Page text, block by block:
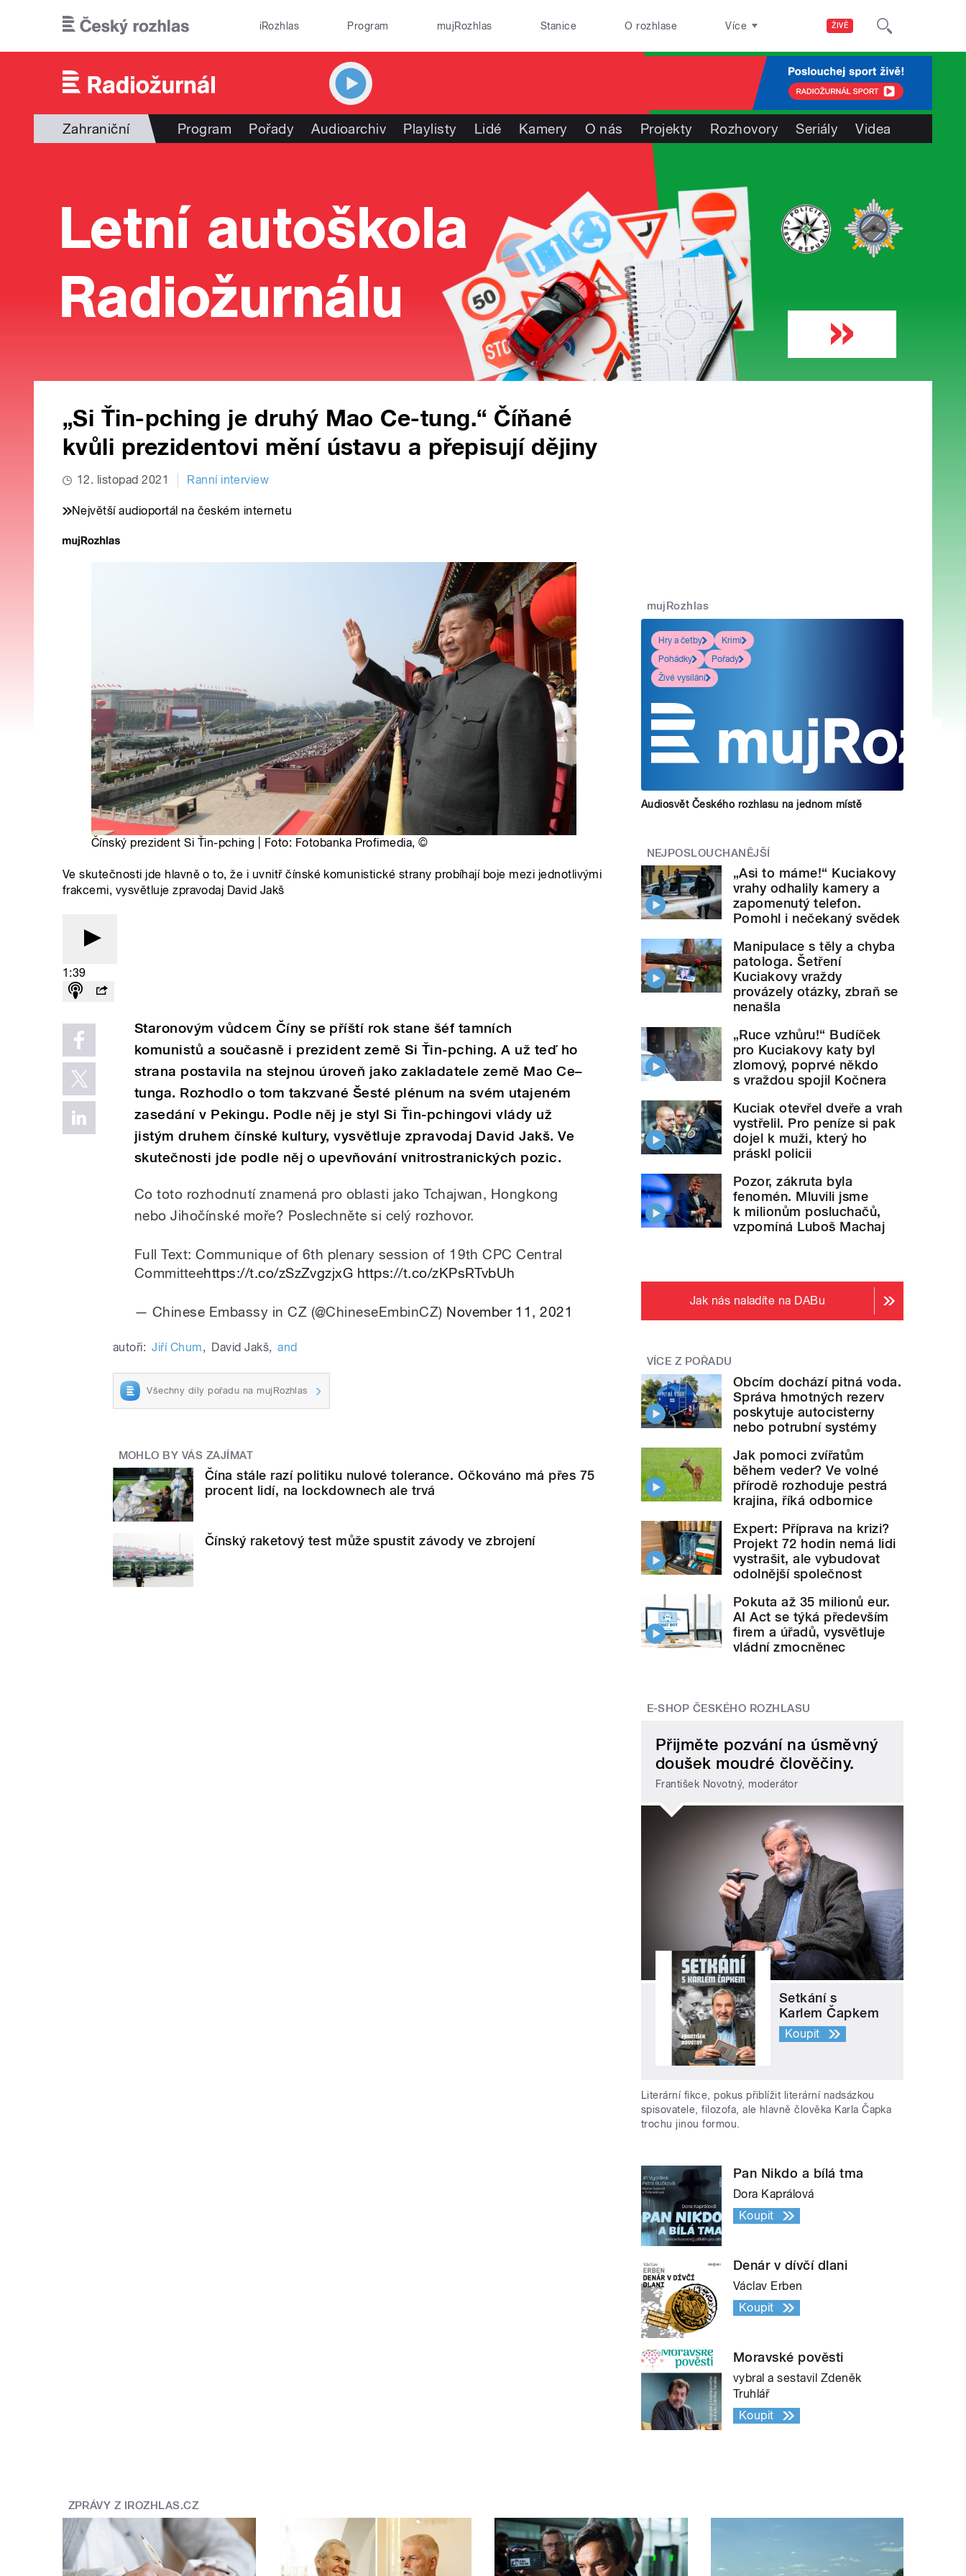
ŽIVĚ
iRozhlas Program mujRozhlas Stanice O rozhlase Více
Zahraniční Program Pořady Audioarchiv Playlisty Lidé Kamery O nás Projekty Rozhovory Seriály Videa
„Si Ťin-pching je druhý Mao Ce-tung.“ Číňané
kvůli prezidentovi mění ústavu a přepisují dějiny
12. listopad 2021 Ranní interview
Největší audioportál na českém internetu
Čínský prezident Si Ťin-pching | Foto: Fotobanka Profimedia,©
Ve skutečnosti jde hlavně o to, že i uvnitř čínské komunistické strany probíhají boje mezi jednotlivými
frakcemi, vysvětluje zpravodaj David Jakš
1:39
Staronovým vůdcem Číny se příští rok stane šéf tamních
komunistů a současně i prezident země Si Ťin-pching. A už teď ho
strana postavila na stejnou úroveň jako zakladatele země Mao Ce–
tunga. Rozhodlo o tom takzvané Šesté plénum na svém utajeném
zasedání v Pekingu. Podle něj je styl Si Ťin-pchingovi vlády už
jistým druhem čínské kultury, vysvětluje zpravodaj David Jakš. Ve
skutečnosti jde podle něj o upevňování vnitrostranických pozic.
Co toto rozhodnutí znamená pro oblasti jako Tchajwan, Hongkong
nebo Jihočínské moře? Poslechněte si celý rozhovor.
Full Text: Communique of 6th plenary session of 19th CPC Central
Committeehttps://t.co/zSzZvgzjxG https://t.co/zKPsRTvbUh
— Chinese Embassy in CZ (@ChineseEmbinCZ) November 11, 2021
autoři: Jiří Chum, David Jakš, and
Všechny díly pořadu na mujRozhlas
MOHLO BY VÁS ZAJÍMAT
Čína stále razí politiku nulové tolerance. Očkováno má přes 75
procent lidí, na lockdownech ale trvá
Čínský raketový test může spustit závody ve zbrojení
mujRozhlas
Hry a četby
Krimi
Pohádky
Pořady
Živé vysílání
Audiosvět Českého rozhlasu na jednom místě
NEJPOSLOUCHANĚJŠÍ
„Asi to máme!“ Kuciakovy
vrahy odhalily kamery a
zapomenutý telefon.
Pomohl i nečekaný svědek
Manipulace s těly a chyba
patologa. Šetření
Kuciakovy vraždy
provázely otázky, zbraň se
nenašla
„Ruce vzhůru!“ Budíček
pro Kuciakovy katy byl
zlomový, poprvé někdo
s vraždou spojil Kočnera
Kuciak otevřel dveře a vrah
vystřelil. Pro peníze si pak
dojel k muži, který ho
práskl policii
Pozor, zákruta byla
fenomén. Mluvili jsme
k milionům posluchačů,
vzpomíná Luboš Machaj
Jak nás naladíte na DABu
VÍCE Z POŘADU
Obcím dochází pitná voda.
Správa hmotných rezerv
poskytuje autocisterny
nebo potrubní systémy
Jak pomoci zvířatům
během veder? Ve volné
přírodě rozhoduje pestrá
krajina, říká odbornice
Expert: Příprava na krizi?
Projekt 72 hodin nemá lidi
vystrašit, ale vybudovat
odolnější společnost
Pokuta až 35 milionů eur.
AI Act se týká především
firem a úřadů, vysvětluje
vládní zmocněnec
E-SHOP ČESKÉHO ROZHLASU
Přijměte pozvání na úsměvný
doušek moudré člověčiny.
František Novotný, moderátor
Setkání s
Karlem Čapkem
Koupit
Literární fikce, pokus přiblížit literární nadsázkou
spisovatele, filozofa, ale hlavně člověka Karla Čapka
trochu jinou formou.
Pan Nikdo a bílá tma
Dora Kaprálová
Koupit
Denár v dívčí dlani
Václav Erben
Koupit
Moravské pověsti
vybral a sestavil Zdeněk
Truhlář
Koupit
ZPRÁVY Z IROZHLAS.CZ